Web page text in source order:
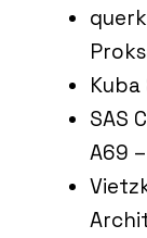
SAS
A69